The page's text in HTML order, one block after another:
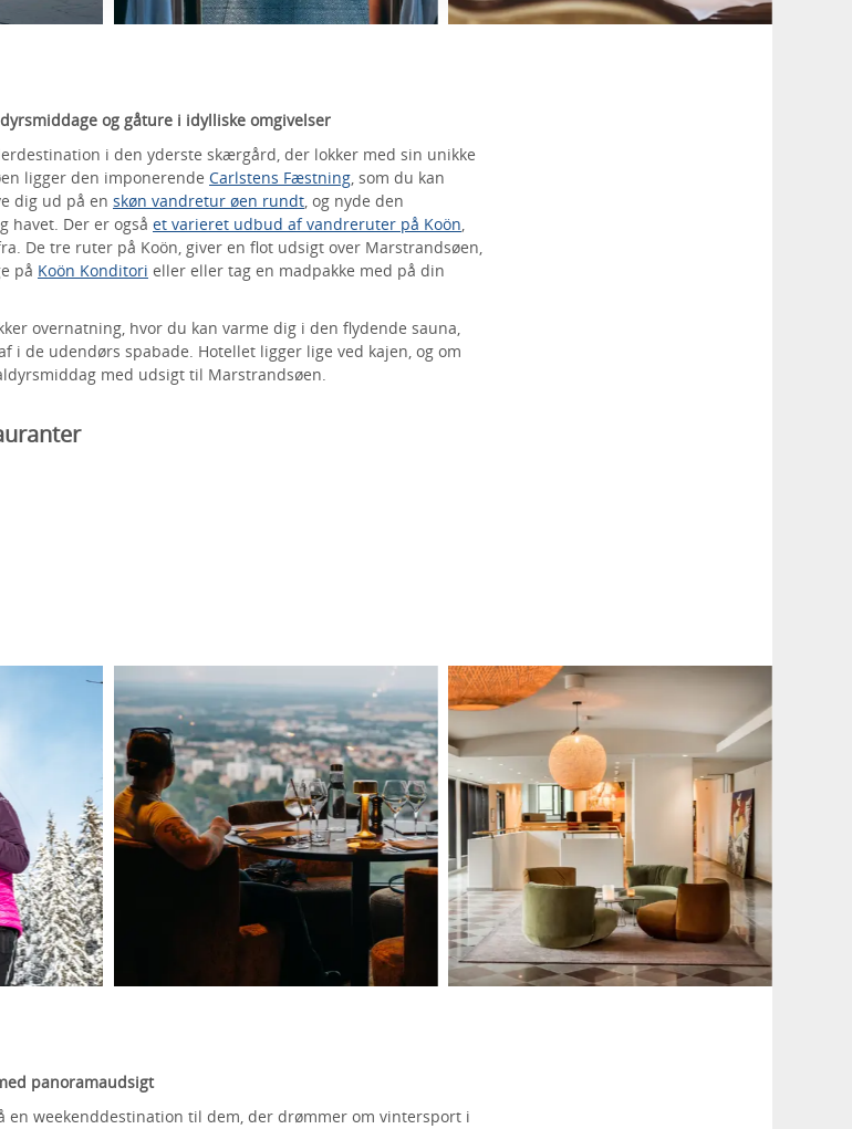
og gåture i idylliske omgivelser
i den yderste skærgård, der lokker med sin unikke
ligger den imponerende Carlstens Fæstning, som du kan
dig ud på en skøn vandretur øen rundt, og nyde den
havet. Der er også et varieret udbud af vandreruter på Koön,
De tre ruter på Koön, giver en flot udsigt over Marstrandsøen,
på Koön Konditori eller eller tag en madpakke med på din
overnatning, hvor du kan varme dig i den flydende sauna,
i de udendørs spabade. Hotellet ligger lige ved kajen, og om
med udsigt til Marstrandsøen.
panoramaudsigt
en weekenddestination til dem, der drømmer om vintersport i